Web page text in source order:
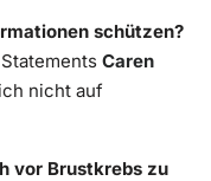
schützen?
Caren
nicht auf
vor Brustkrebs zu